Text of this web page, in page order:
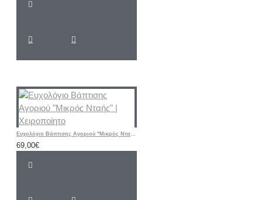
Ευχολόγιο Βάπτισης Αγοριού "Μικρός Νταής" | Χειροποίητο
69,00€